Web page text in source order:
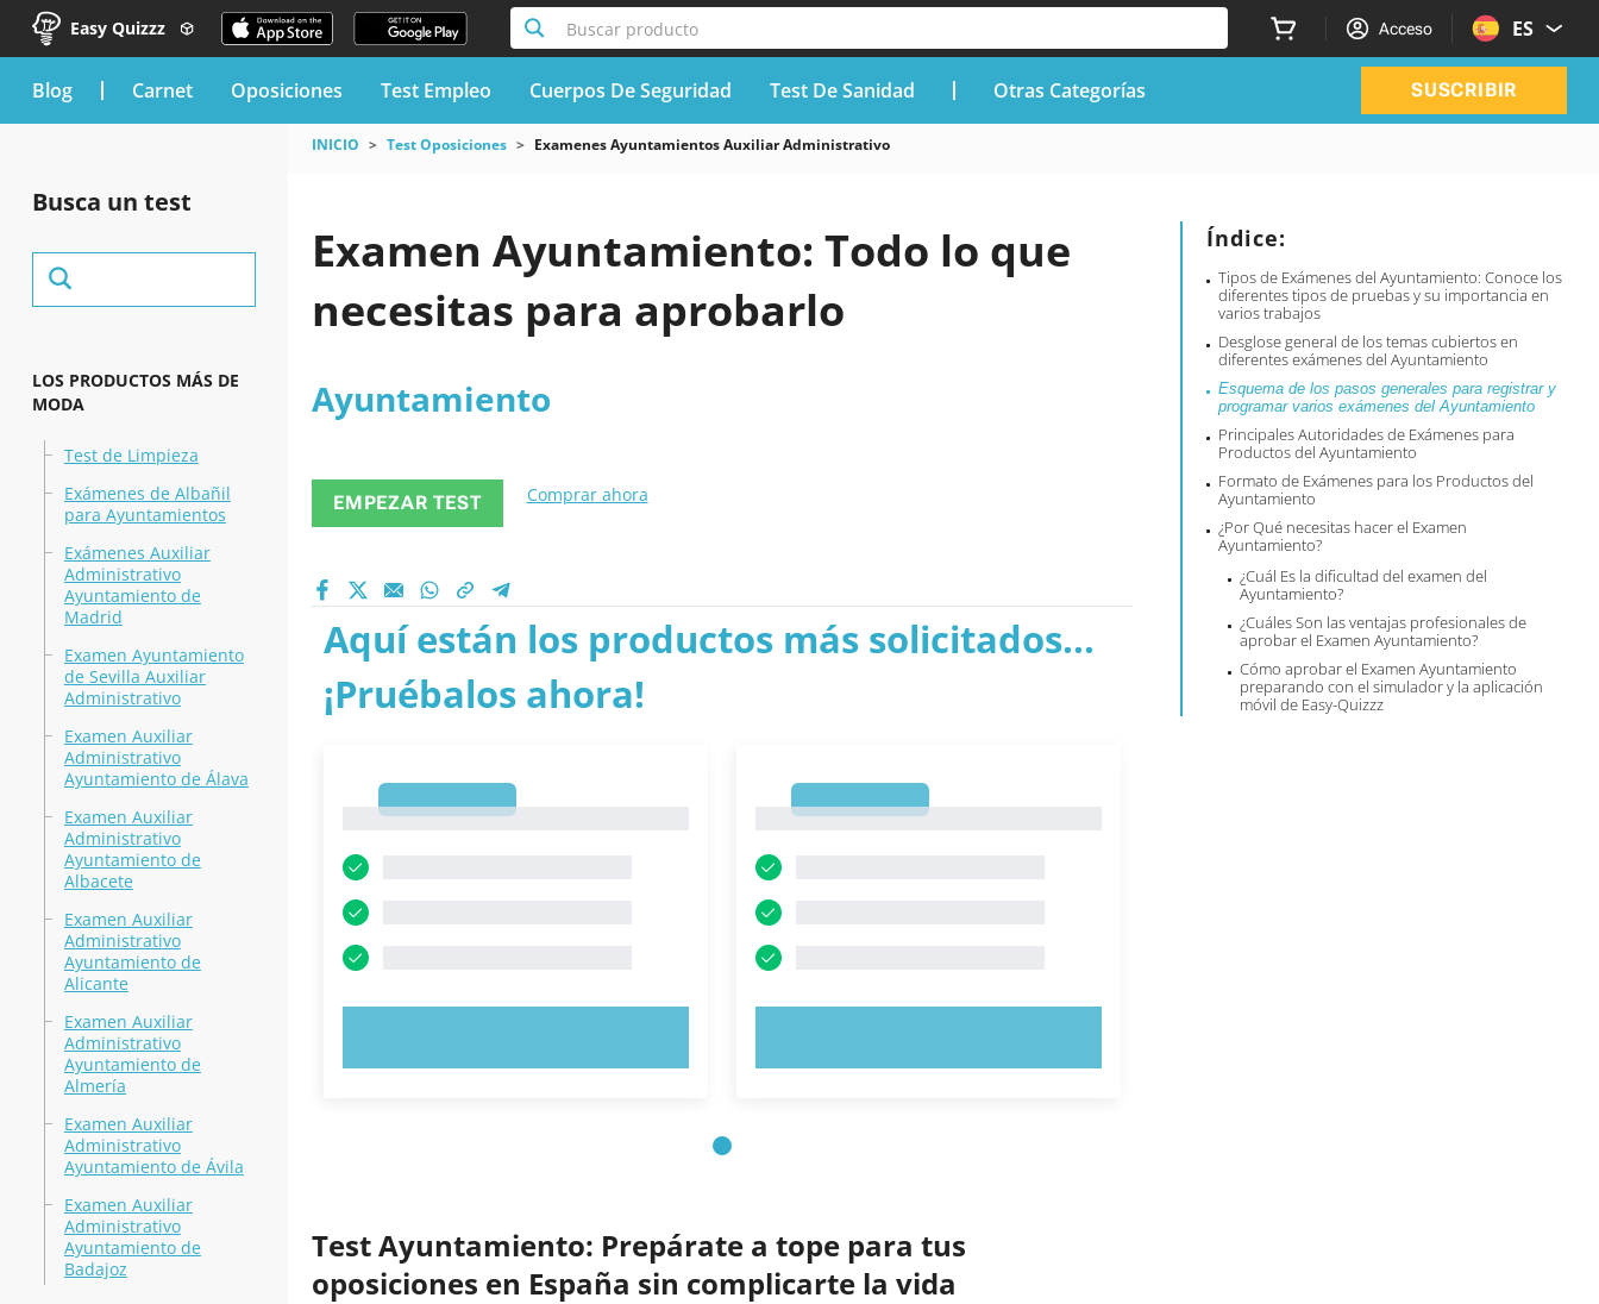
Easy Quizzz Buscar producto Acceso ES
blog Carnet Oposiciones Test Empleo Cuerpos De Seguridad Test De Sanidad Otras Categorías SUSCRIBIR
Busca un test
LOS PRODUCTOS MÁS DE
MODA
Test de Limpieza
Exámenes de Albañil
para Ayuntamientos
Exámenes Auxiliar
Administrativo
Ayuntamiento de
Madrid
Examen Ayuntamiento
de Sevilla Auxiliar
Administrativo
Examen Auxiliar
Administrativo
Ayuntamiento de Álava
Examen Auxiliar
Administrativo
Ayuntamiento de
Albacete
Examen Auxiliar
Administrativo
Ayuntamiento de
Alicante
Examen Auxiliar
Administrativo
Ayuntamiento de
Almería
Examen Auxiliar
Administrativo
Ayuntamiento de Ávila
Examen Auxiliar
Administrativo
Ayuntamiento de
Badajoz
INICIO Test Oposiciones Examenes Ayuntamientos Auxiliar Administrativo
Índice:
Tipos de Exámenes del Ayuntamiento: Conoce los
diferentes tipos de pruebas y su importancia en
varios trabajos
Desglose general de los temas cubiertos en
diferentes exámenes del Ayuntamiento
Esquema de los pasos generales para registrar y
programar varios exámenes del Ayuntamiento
Principales Autoridades de Exámenes para
Productos del Ayuntamiento
Formato de Exámenes para los Productos del
Ayuntamiento
¿Por Qué necesitas hacer el Examen
Ayuntamiento?
¿Cuál Es la dificultad del examen del
Ayuntamiento?
¿Cuáles Son las ventajas profesionales de
aprobar el Examen Ayuntamiento?
Cómo aprobar el Examen Ayuntamiento
preparando con el simulador y la aplicación
móvil de Easy-Quizzz
Examen Ayuntamiento: Todo lo que
necesitas para aprobarlo
Ayuntamiento
EMPEZAR TEST Comprar ahora
Aquí están los productos más solicitados...
¡Pruébalos ahora!
Test Ayuntamiento: Prepárate a tope para tus
oposiciones en España sin complicarte la vida